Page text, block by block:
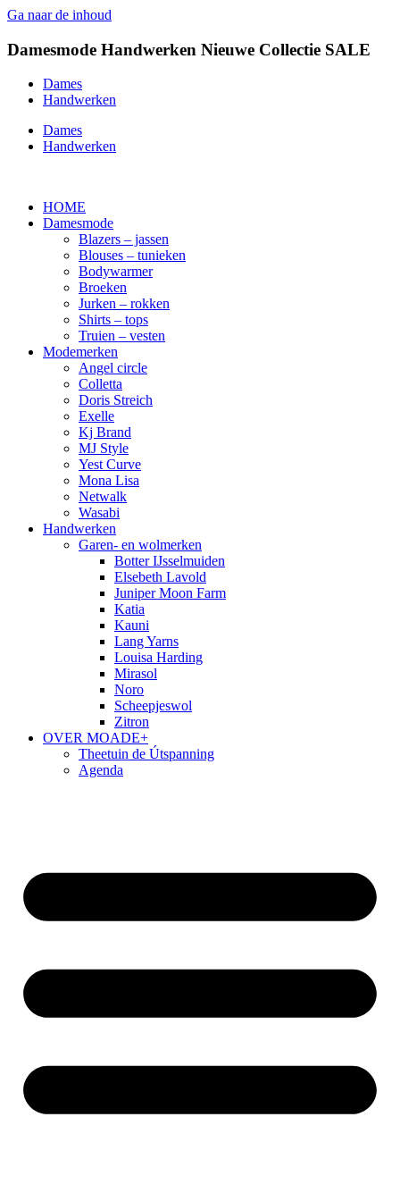
Ga naar de inhoud
Damesmode Handwerken Nieuwe Collectie SALE
Dames
Handwerken
Dames
Handwerken
HOME
Damesmode
Blazers – jassen
Blouses – tunieken
Bodywarmer
Broeken
Jurken – rokken
Shirts – tops
Truien – vesten
Modemerken
Angel circle
Colletta
Doris Streich
Exelle
Kj Brand
MJ Style
Yest Curve
Mona Lisa
Netwalk
Wasabi
Handwerken
Garen- en wolmerken
Botter IJsselmuiden
Elsebeth Lavold
Juniper Moon Farm
Katia
Kauni
Lang Yarns
Louisa Harding
Mirasol
Noro
Scheepjeswol
Zitron
OVER MOADE+
Theetuin de Útspanning
Agenda